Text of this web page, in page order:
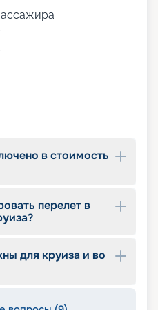
в стоимость
перелет в
для круиза и во